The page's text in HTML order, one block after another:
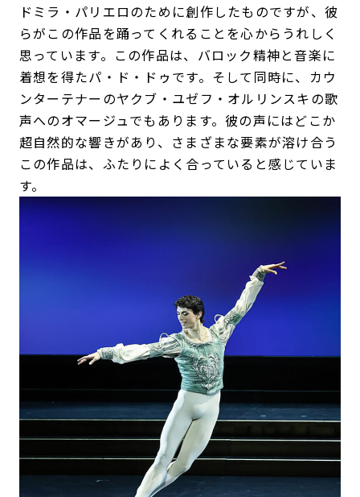
ドミラ・パリエロのために創作したものですが、彼
らがこの作品を踊ってくれることを心からうれしく
思っています。この作品は、バロック精神と音楽に
着想を得たパ・ド・ドゥです。そして同時に、カウ
ンターテナーのヤクブ・ユゼフ・オルリンスキの歌
声へのオマージュでもあります。彼の声にはどこか
超自然的な響きがあり、さまざまな要素が溶け合う
この作品は、ふたりによく合っていると感じていま
す。